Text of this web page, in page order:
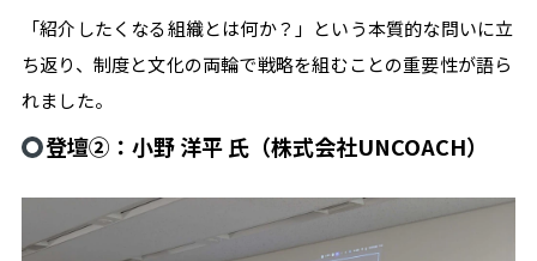
技
術
#
確
定
告
#
「紹介したくなる組織とは何か？」という本質的な問いに立
ち返り、制度と文化の両輪で戦略を組むことの重要性が語ら
れました。
登壇②：小野 洋平 氏（株式会社UNCOACH）